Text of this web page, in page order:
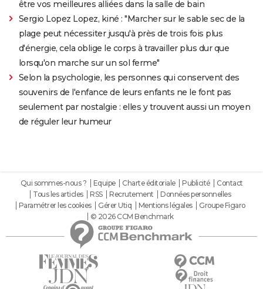
être vos meilleures alliées dans la salle de bain
Sergio Lopez Lopez, kiné : "Marcher sur le sable sec de la
plage peut nécessiter jusqu'à près de trois fois plus
d'énergie, cela oblige le corps à travailler plus dur que
lorsqu'on marche sur un sol ferme"
Selon la psychologie, les personnes qui conservent des
souvenirs de l'enfance de leurs enfants ne le font pas
seulement par nostalgie : elles y trouvent aussi un moyen
de réguler leur humeur
Qui sommes-nous ? Equipe Charte éditoriale Publicité
Contact
Tous les articles
RSS Recrutement
Données personnelles
Paramétrer les cookies
Gérer Utiq Mentions légales
Groupe Figaro
© 2026 CCM Benchmark